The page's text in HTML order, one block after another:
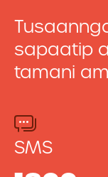
sapaatip
tamani
SMS